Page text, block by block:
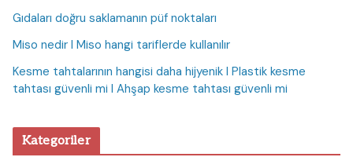
Gıdaları doğru saklamanın püf noktaları
Miso nedir I Miso hangi tariflerde kullanılır
Kesme tahtalarının hangisi daha hijyenik I Plastik kesme
tahtası güvenli mi I Ahşap kesme tahtası güvenli mi
Kategoriler